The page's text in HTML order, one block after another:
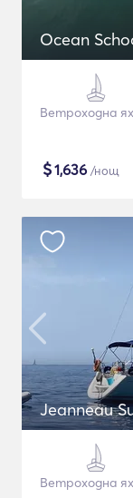
Ocean
Ветроходна
$1,636 /нощ
Jeanneau
Ветроходна